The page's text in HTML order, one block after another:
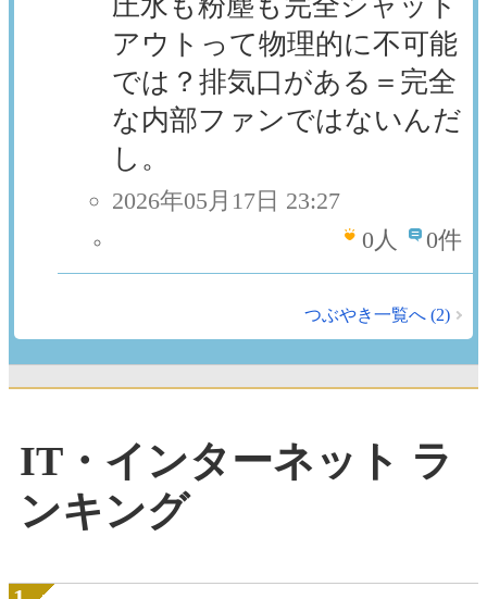
アウトって物理的に不可能
では？排気口がある＝完全
な内部ファンではないんだ
し。
2026年05月17日 23:27
0人 0件
つぶやき一覧へ (2)
IT・インターネット ラ
ンキング